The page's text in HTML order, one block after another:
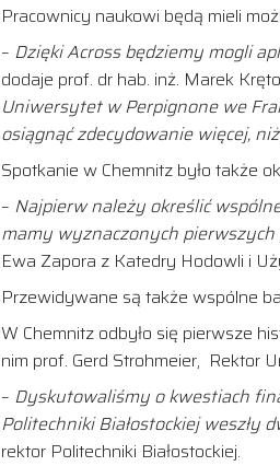
Pracownicy naukowi będą mieli
– Dzięki Across będziemy mogli
dodaje prof. dr hab. inż. Marek
Uniwersytet w Perpignone we
osiągnąć zdecydowanie więcej,
Spotkanie w Chemnitz było także
– Najpierw należy określić
mamy wyznaczonych pierwszych
Ewa Zapora z Katedry Hodowli i
Przewidywane są także wspólne
W Chemnitz odbyło się pierwsze
nim prof. Gerd Strohmeier, Rektor
– Dyskutowaliśmy o kwestiach
Politechniki Białostockiej weszły
rektor Politechniki Białostockiej.